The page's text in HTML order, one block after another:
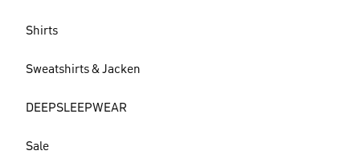
Shirts
Sweatshirts & Jacken
DEEPSLEEPWEAR
Sale